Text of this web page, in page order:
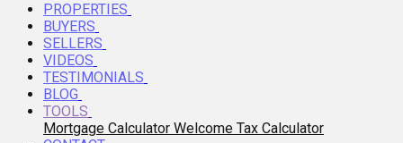
PROPERTIES
BUYERS
SELLERS
VIDEOS
TESTIMONIALS
BLOG
TOOLS
Mortgage Calculator Welcome Tax Calculator